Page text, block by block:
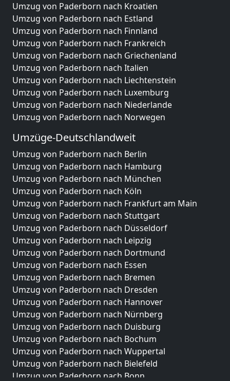
Umzug von Paderborn nach Kroatien
Umzug von Paderborn nach Estland
Umzug von Paderborn nach Finnland
Umzug von Paderborn nach Frankreich
Umzug von Paderborn nach Griechenland
Umzug von Paderborn nach Italien
Umzug von Paderborn nach Liechtenstein
Umzug von Paderborn nach Luxemburg
Umzug von Paderborn nach Niederlande
Umzug von Paderborn nach Norwegen
Umzüge-Deutschlandweit
Umzug von Paderborn nach Berlin
Umzug von Paderborn nach Hamburg
Umzug von Paderborn nach München
Umzug von Paderborn nach Köln
Umzug von Paderborn nach Frankfurt am Main
Umzug von Paderborn nach Stuttgart
Umzug von Paderborn nach Düsseldorf
Umzug von Paderborn nach Leipzig
Umzug von Paderborn nach Dortmund
Umzug von Paderborn nach Essen
Umzug von Paderborn nach Bremen
Umzug von Paderborn nach Dresden
Umzug von Paderborn nach Hannover
Umzug von Paderborn nach Nürnberg
Umzug von Paderborn nach Duisburg
Umzug von Paderborn nach Bochum
Umzug von Paderborn nach Wuppertal
Umzug von Paderborn nach Bielefeld
Umzug von Paderborn nach Bonn